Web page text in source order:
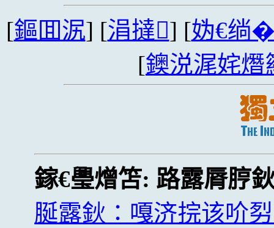
[鏂囬泦] [涓撻] [妫€绱
[鐭涚浘姹熸
鎵€璺熷笘: 路露脣脝
脠露鈥∶嘎济捖该吤